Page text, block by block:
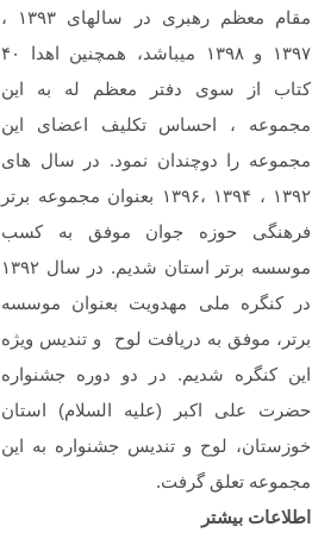
حسین
سلام خسته نباشین فایل صوتی
بیکلام سرود حجاب فاطمی رو
مقام معظم رهبری در سالهای ۱۳۹۳ ،
۱۳۹۷ و ۱۳۹۸ میباشد، همچنین اهدا ۴۰
کتاب از سوی دفتر معظم له به این
مجموعه ، احساس تکلیف اعضای این
مجموعه را دوچندان نمود. در سال های
۱۳۹۲ ، ۱۳۹۴ ،۱۳۹۶ بعنوان مجموعه برتر
فرهنگی حوزه جوان موفق به کسب
موسسه برتر استان شدیم. در سال ۱۳۹۲
در کنگره ملی مهدویت بعنوان موسسه
برتر، موفق به دریافت لوح و تندیس ویژه
این کنگره شدیم. در دو دوره جشنواره
حضرت علی اکبر (علیه السلام) استان
خوزستان، لوح و تندیس جشنواره به این
مجموعه تعلق گرفت.
اطلاعات بیشتر